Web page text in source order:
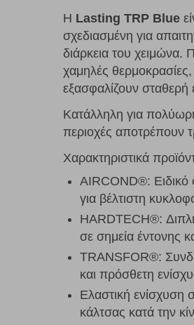
Η Lasting TRP Blue
σχεδιασμένη για
διάρκεια του χειμώνα.
χαμηλές
εξασφαλίζουν
Κατάλληλη για
περιοχές αποτρέπουν
Χαρακτηριστικά
AIRCOND®: Ειδικό
για βέλτιστη
HARDTECH®:
σε σημεία έντονης
TRANSFOR®:
και πρόσθετη
Ελαστική ενίσχυση
κάλτσας κατά την